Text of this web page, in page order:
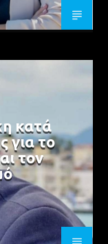
κατά
για το
τον